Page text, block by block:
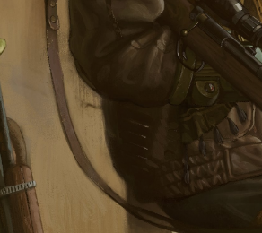
滚动展示；匿名发送有数量和频率限制。
标题
标签 (逗号分隔)